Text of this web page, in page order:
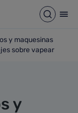
Abrir
de migas
y maquesinas
y maquesinas
sobre vapear
y